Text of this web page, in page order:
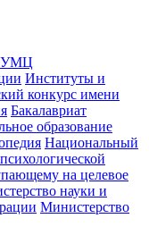
УМЦ
Институты и
конкурс имени
Бакалавриат
образование
Национальный
на целевое
науки и
Министерство